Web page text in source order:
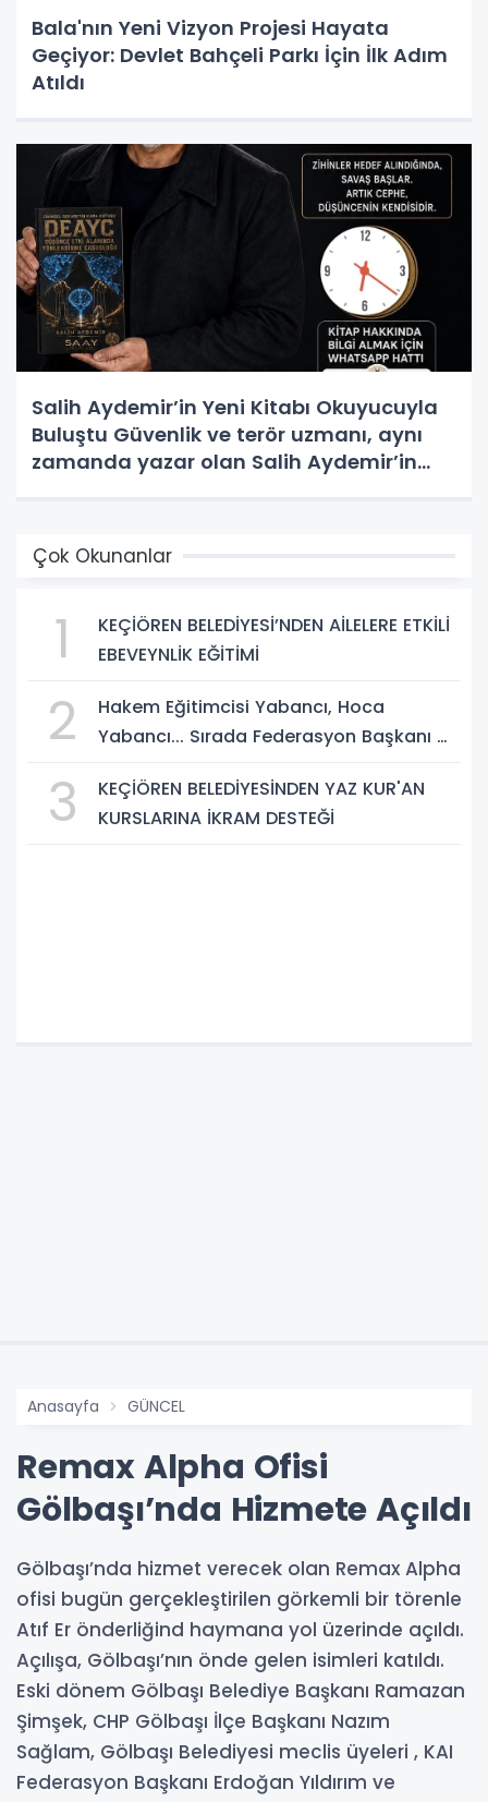
Bala'nın Yeni Vizyon Projesi Hayata
Geçiyor: Devlet Bahçeli Parkı İçin İlk Adım
Atıldı
Salih Aydemir’in Yeni Kitabı Okuyucuyla
Buluştu Güvenlik ve terör uzmanı, aynı
zamanda yazar olan Salih Aydemir’in
yayımlandı.
Çok Okunanlar
1
KEÇİÖREN BELEDİYESİ’NDEN AİLELERE ETKİLİ
EBEVEYNLİK EĞİTİMİ
2
Hakem Eğitimcisi Yabancı, Hoca
Yabancı... Sırada Federasyon Başkanı mı
3
KEÇİÖREN BELEDİYESİNDEN YAZ KUR'AN
KURSLARINA İKRAM DESTEĞİ
Anasayfa GÜNCEL
Remax Alpha Ofisi
Gölbaşı’nda Hizmete Açıldı
Gölbaşı’nda hizmet verecek olan Remax Alpha
ofisi bugün gerçekleştirilen görkemli bir törenle
Atıf Er önderliğind haymana yol üzerinde açıldı.
Açılışa, Gölbaşı’nın önde gelen isimleri katıldı.
Eski dönem Gölbaşı Belediye Başkanı Ramazan
Şimşek, CHP Gölbaşı İlçe Başkanı Nazım
Sağlam, Gölbaşı Belediyesi meclis üyeleri , KAI
Federasyon Başkanı Erdoğan Yıldırım ve